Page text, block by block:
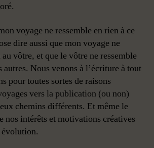
voyage ne ressemble en rien à ce
dire aussi que mon voyage ne
vôtre, et que le vôtre ne ressemble
autres. Nous venons à l’écriture à tout
pour toutes sortes de raisons
vers la publication (ou non)
chemins différents. Et même le
nos intérêts et motivations créatives
évolution.